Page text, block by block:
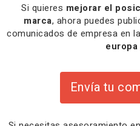
Si quieres mejorar el
marca, ahora puedes
comunicados de empresa en
europa
Envía tu